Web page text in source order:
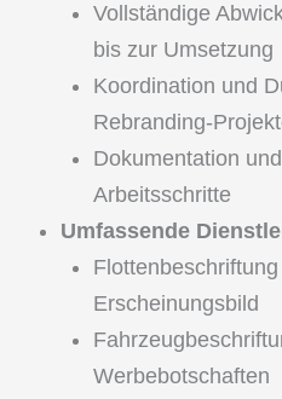
Vollständige
bis zur Umsetzung
Koordination und
Rebranding-
Dokumentation
Arbeitsschritte
Umfassende
Erscheinungsbild
Werbebotschaften